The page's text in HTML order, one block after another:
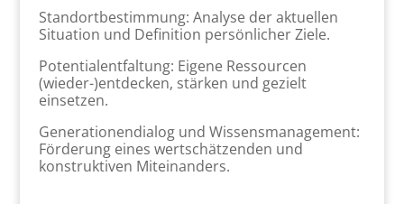
Standortbestimmung: Analyse der aktuellen
Situation und Definition persönlicher Ziele.
Potentialentfaltung: Eigene Ressourcen
(wieder-)entdecken, stärken und gezielt
einsetzen.
Generationendialog und Wissensmanagement:
Förderung eines wertschätzenden und
konstruktiven Miteinanders.